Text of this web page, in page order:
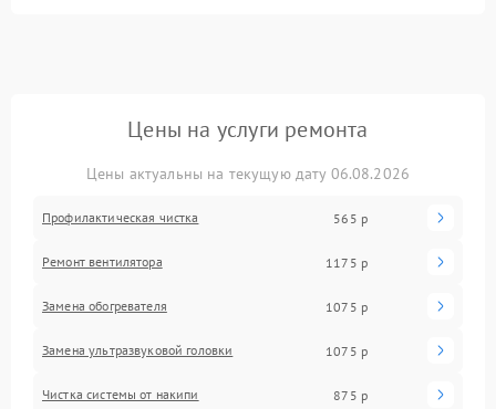
Цены на услуги ремонта
Цены актуальны на текущую дату 06.08.2026
Профилактическая чистка 565 р
Ремонт вентилятора 1175 р
Замена обогревателя 1075 р
Замена ультразвуковой головки 1075 р
Чистка системы от накипи 875 р